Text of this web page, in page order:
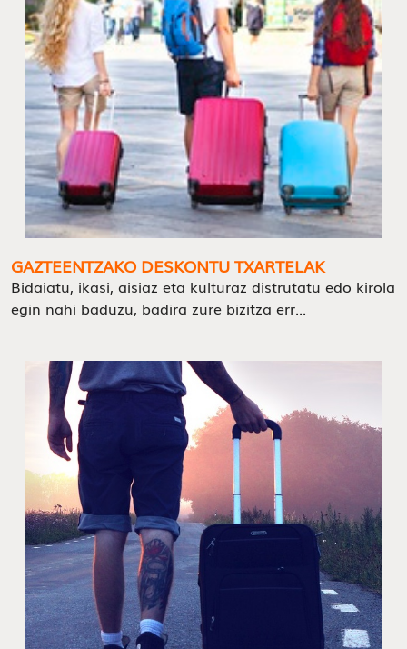
GAZTEENTZAKO DESKONTU TXARTELAK
Bidaiatu, ikasi, aisiaz eta kulturaz distrutatu edo kirola
egin nahi baduzu, badira zure bizitza err...